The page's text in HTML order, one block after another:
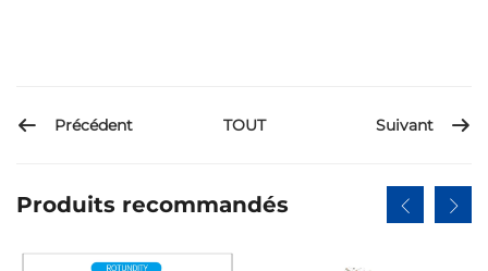
Précédent TOUT Suivant
Produits recommandés